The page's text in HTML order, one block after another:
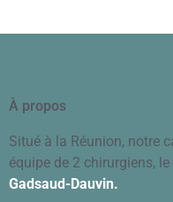
À propos
Situé à la Réunion, notre
équipe de 2 chirurgiens, le
Gadsaud-Dauvin.